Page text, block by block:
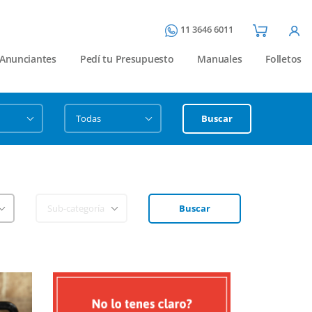
11 3646 6011
Pedí tu Presupuesto Manuales Folletos
Buscar
Buscar